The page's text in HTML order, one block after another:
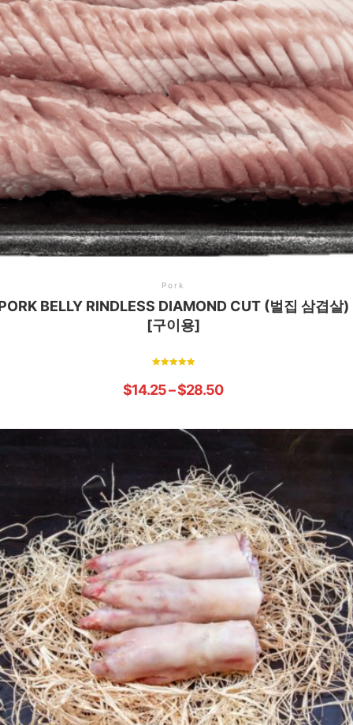
Pork
BELLY RINDLESS DIAMOND CUT (벌집 삼겹살)
[구이용]
out of 5
$14.25–$28.50